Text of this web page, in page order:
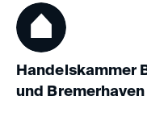
Handelskammer
und Bremerhaven